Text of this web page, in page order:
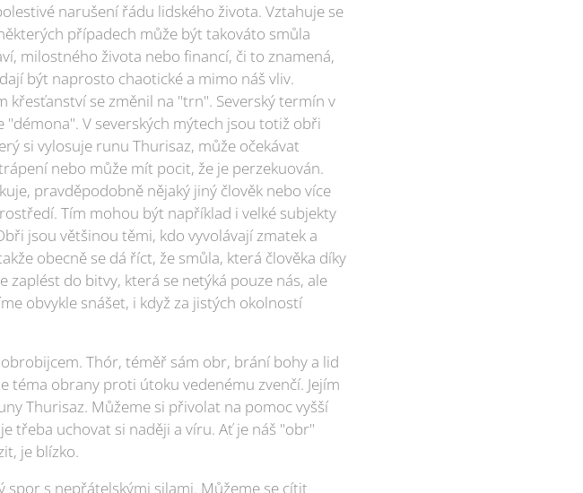
narušení řádu lidského života. Vztahuje se
případech může být takováto smůla
milostného života nebo financí, či to znamená,
být naprosto chaotické a mimo náš vliv.
se změnil na "trn". Severský termín v
V severských mýtech jsou totiž obři
si vylosuje runu Thurisaz, může očekávat
nebo může mít pocit, že je perzekuován.
pravděpodobně nějaký jiný člověk nebo více
Tím mohou být například i velké subjekty
jsou většinou těmi, kdo vyvolávají zmatek a
obecně se dá říct, že smůla, která člověka díky
zaplést do bitvy, která se netýká pouze nás, ale
obvykle snášet, i když za jistých okolností
Thór, téměř sám obr, brání bohy a lid
téma obrany proti útoku vedenému zvenčí. Jejím
Thurisaz. Můžeme si přivolat na pomoc vyšší
třeba uchovat si naději a víru. Ať je náš "obr"
je blízko.
s nepřátelskými silami. Můžeme se cítit